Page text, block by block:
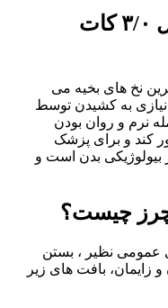
معرفی نخ بخیه مونوکریل ۳/۰ کات
نخ های بخیه می
به کشیدن توسط
نرم و روان بودن
کند و برای پزشک
بیولوژیکی بدن است و
چیست؟
عمومی نظیر ، بستن
بافت های زیر